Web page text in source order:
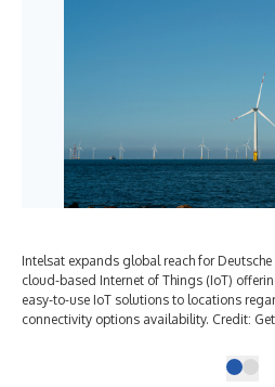
Intelsat expands global reach for
cloud-based Internet of Things (IoT)
easy-to-use IoT solutions to locations
connectivity options availability. Credit: